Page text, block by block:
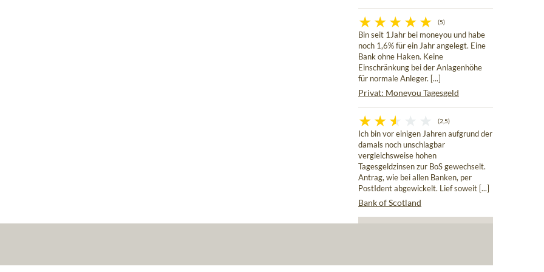
(5)
Bin seit 1Jahr bei moneyou und habe
noch 1,6% für ein Jahr angelegt. Eine
Bank ohne Haken. Keine
Einschränkung bei der Anlagenhöhe
für normale Anleger. [...]
Privat: Moneyou Tagesgeld
(2,5)
Ich bin vor einigen Jahren aufgrund der
damals noch unschlagbar
vergleichsweise hohen
Tagesgeldzinsen zur BoS gewechselt.
Antrag, wie bei allen Banken, per
PostIdent abgewickelt. Lief soweit [...]
Bank of Scotland